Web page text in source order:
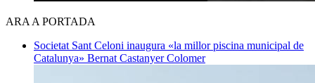
ARA A PORTADA
Societat Sant Celoni inaugura «la millor piscina municipal de
Catalunya» Bernat Castanyer Colomer